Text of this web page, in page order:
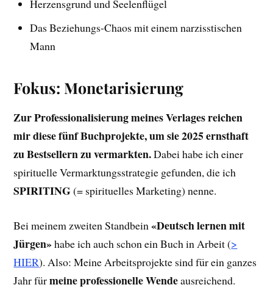
Herzensgrund und Seelenflügel
Das Beziehungs-Chaos mit einem narzisstischen
Mann
Fokus: Monetarisierung
Zur Professionalisierung meines Verlages reichen
mir diese fünf Buchprojekte, um sie 2025 ernsthaft
zu Bestsellern zu vermarkten.Dabei habe ich einer
spirituelle Vermarktungsstrategie gefunden, die ich
SPIRITING(= spirituelles Marketing) nenne.
Bei meinem zweiten Standbein«Deutsch lernen mit
Jürgen»habe ich auch schon ein Buch in Arbeit (>
HIER). Also: Meine Arbeitsprojekte sind für ein ganzes
Jahr fürmeine professionelle Wendeausreichend.